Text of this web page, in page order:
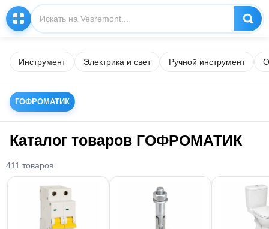
Инструмент Электрика и свет Ручной инструмент
ГОФРОМАТИК
Каталог товаров ГОФРОМАТИК
411 товаров